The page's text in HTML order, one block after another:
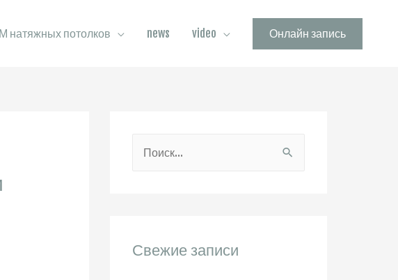
натяжных потолков news video Онлайн запись
:Свежие записи